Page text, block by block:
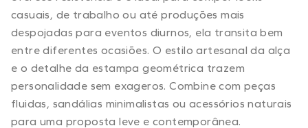
casuais, de trabalho ou até produções mais
despojadas para eventos diurnos, ela transita bem
entre diferentes ocasiões. O estilo artesanal da alça
e o detalhe da estampa geométrica trazem
personalidade sem exageros. Combine com peças
fluidas, sandálias minimalistas ou acessórios naturais
para uma proposta leve e contemporânea.